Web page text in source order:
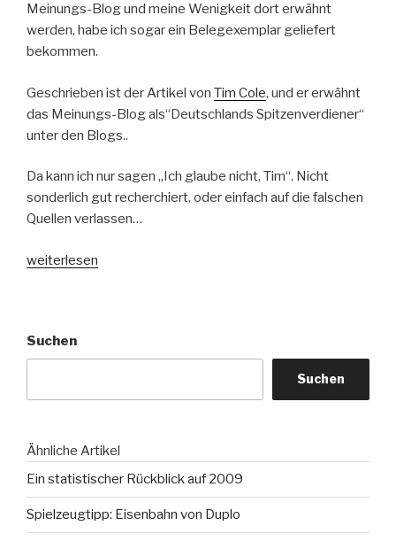
Meinungs-Blog und meine Wenigkeit dort erwähnt
werden, habe ich sogar ein Belegexemplar geliefert
bekommen.
Geschrieben ist der Artikel von Tim Cole, und er erwähnt
das Meinungs-Blog als“Deutschlands Spitzenverdiener“
unter den Blogs..
Da kann ich nur sagen „Ich glaube nicht, Tim“. Nicht
sonderlich gut recherchiert, oder einfach auf die falschen
Quellen verlassen…
„Meinungs-
Ich
denke
weiterlesen
Suchen
Suchen
Ähnliche Artikel
Ein statistischer Rückblick auf 2009
Spielzeugtipp: Eisenbahn von Duplo